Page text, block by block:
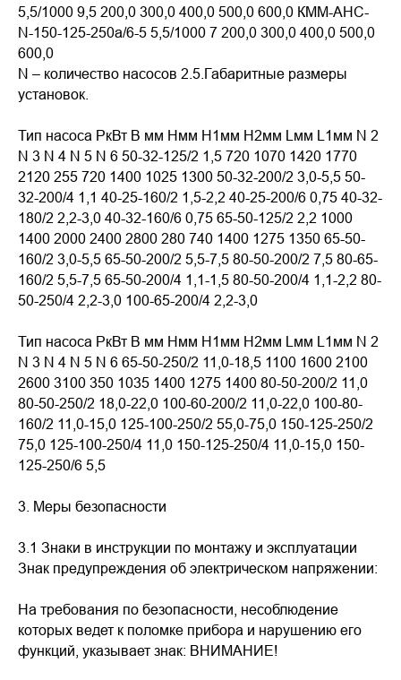
5,5/1000 9,5 200,0 300,0 400,0 500,0 600,0 КММ-АНС-
N-150-125-250а/6-5 5,5/1000 7 200,0 300,0 400,0 500,0
600,0
N – количество насосов 2.5.Габаритные размеры
установок.
Тип насоса РкВт В мм Нмм Н1мм Н2мм Lмм L1мм N 2
N 3 N 4 N 5 N 6 50-32-125/2 1,5 720 1070 1420 1770
2120 255 720 1400 1025 1300 50-32-200/2 3,0-5,5 50-
32-200/4 1,1 40-25-160/2 1,5-2,2 40-25-200/6 0,75 40-32-
180/2 2,2-3,0 40-32-160/6 0,75 65-50-125/2 2,2 1000
1400 2000 2400 2800 280 740 1400 1275 1350 65-50-
160/2 3,0-5,5 65-50-200/2 5,5-7,5 80-50-200/2 7,5 80-65-
160/2 5,5-7,5 65-50-200/4 1,1-1,5 80-50-200/4 1,1-2,2 80-
50-250/4 2,2-3,0 100-65-200/4 2,2-3,0
Тип насоса РкВт В мм Нмм Н1мм Н2мм Lмм L1мм N 2
N 3 N 4 N 5 N 6 65-50-250/2 11,0-18,5 1100 1600 2100
2600 3100 350 1035 1400 1275 1400 80-50-200/2 11,0
80-50-250/2 18,0-22,0 100-60-200/2 11,0-22,0 100-80-
160/2 11,0-15,0 125-100-250/2 55,0-75,0 150-125-250/2
75,0 125-100-250/4 11,0 150-125-250/4 11,0-15,0 150-
125-250/6 5,5
3. Меры безопасности
3.1 Знаки в инструкции по монтажу и эксплуатации
Знак предупреждения об электрическом напряжении:
На требования по безопасности, несоблюдение
которых ведет к поломке прибора и нарушению его
функций, указывает знак: ВНИМАНИЕ!